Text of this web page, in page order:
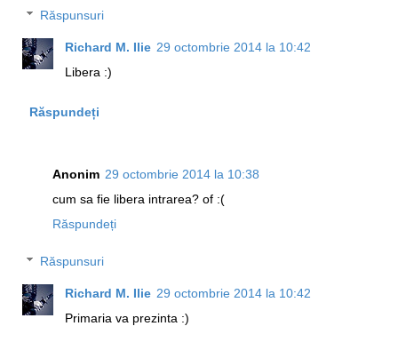
Răspunsuri
Richard M. Ilie 29 octombrie 2014 la 10:42
Libera :)
Răspundeți
Anonim 29 octombrie 2014 la 10:38
cum sa fie libera intrarea? of :(
Răspundeți
Răspunsuri
Richard M. Ilie 29 octombrie 2014 la 10:42
Primaria va prezinta :)